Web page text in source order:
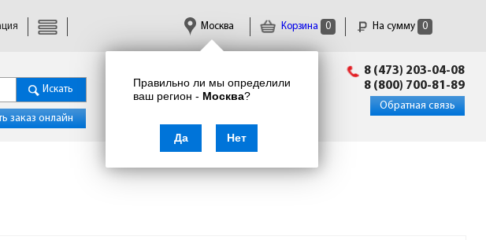
Корзина 0 На сумму 0
Правильно ли мы определили
ваш регион - Москва?
Да Нет
Москва
Искать
заказ онлайн
info@enkor24.ru
8 (473) 203-04-08
8 (800) 700-81-89
Обратная связь